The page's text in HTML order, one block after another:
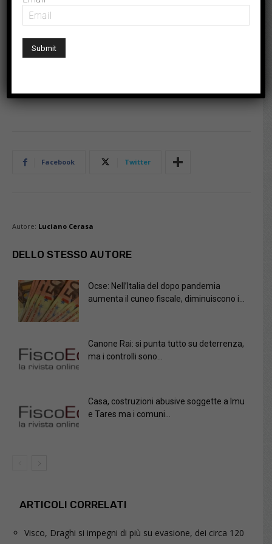
oltre 600 gli adempimenti da rispettare, con un dispendio
enorme di tempo e di risorse. Il senso di scoramento aumenta.
D’Amico prende atto che è oggettivamente difficile parlare in
unione europea di queste tematiche, i risultati vanno cercati in
Facebook Twitter
Autore: Luciano Cerasa
DELLO STESSO AUTORE
Ocse: Nell’Italia del dopo pandemia
aumenta il cuneo fiscale, diminuiscono i...
Canone Rai: si punta tutto su deterrenza,
ma i controlli sono...
Casa, costruzioni abusive soggette a Imu
e Tares ma i comuni...
ARTICOLI CORRELATI
Visco, Draghi si impegni di più su evasione, dei circa 120